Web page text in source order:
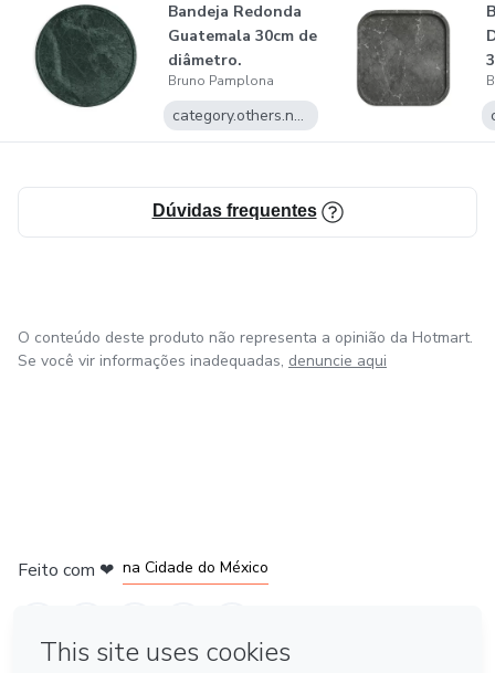
Bandeja Redonda
Guatemala 30cm de
diâmetro.
Bruno Pamplona
category.others.name
Dúvidas frequentes
O conteúdo deste produto não representa a opinião da Hotmart.
Se você vir informações inadequadas, denuncie aqui
Feito com ❤ na Cidade do México